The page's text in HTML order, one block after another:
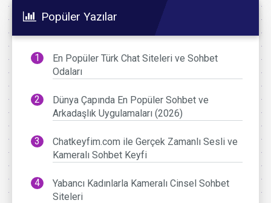
Popüler Yazılar
En Popüler Türk Chat Siteleri ve Sohbet
Odaları
Dünya Çapında En Popüler Sohbet ve
Arkadaşlık Uygulamaları (2026)
Chatkeyfim.com ile Gerçek Zamanlı Sesli ve
Kameralı Sohbet Keyfi
Yabancı Kadınlarla Kameralı Cinsel Sohbet
Siteleri